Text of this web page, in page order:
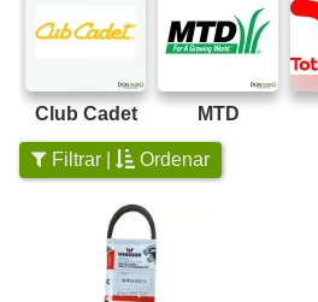
Club Cadet MTD
Filtrar | Ordenar